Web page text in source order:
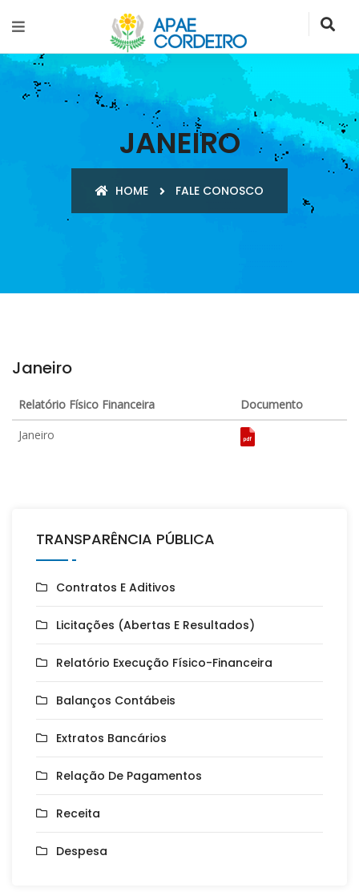
JANEIRO
HOME FALE CONOSCO
Janeiro
Relatório Físico Financeira
Documento
Janeiro
TRANSPARÊNCIA PÚBLICA
Contratos E Aditivos
Licitações (Abertas E Resultados)
Relatório Execução Físico-Financeira
Balanços Contábeis
Extratos Bancários
Relação De Pagamentos
Receita
Despesa